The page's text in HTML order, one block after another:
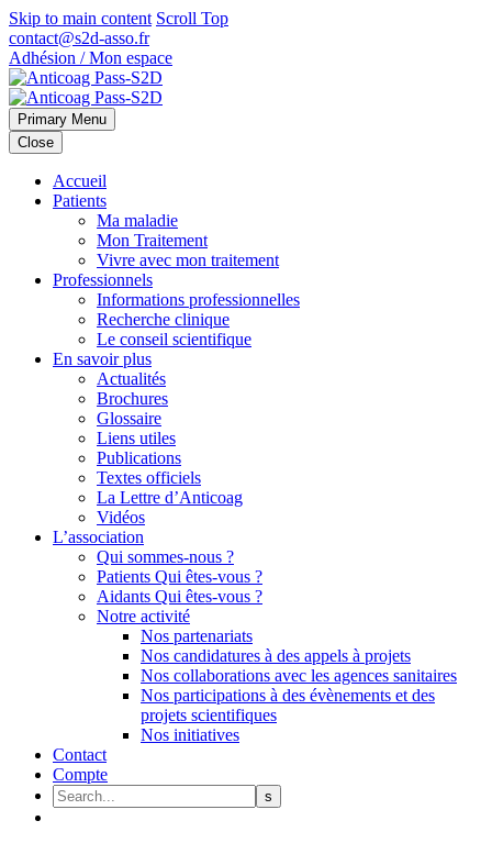
Skip to main content Scroll Top
contact@s2d-asso.fr
Adhésion / Mon espace
Primary Menu
Close
Accueil
Patients
Ma maladie
Mon Traitement
Vivre avec mon traitement
Professionnels
Informations professionnelles
Recherche clinique
Le conseil scientifique
En savoir plus
Actualités
Brochures
Glossaire
Liens utiles
Publications
Textes officiels
La Lettre d’Anticoag
Vidéos
L’association
Qui sommes-nous ?
Patients Qui êtes-vous ?
Aidants Qui êtes-vous ?
Notre activité
Nos partenariats
Nos candidatures à des appels à projets
Nos collaborations avec les agences sanitaires
Nos participations à des évènements et des
projets scientifiques
Nos initiatives
Contact
Compte